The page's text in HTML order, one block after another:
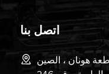
اتصل بنا
هونان ، الصين